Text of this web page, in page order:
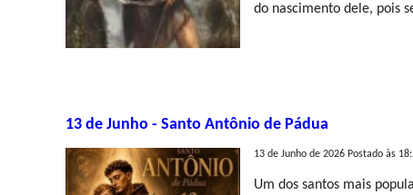
do nascimento dele, pois
13 de Junho - Santo Antônio de Pádua
13 de Junho de 2026 Postado às
Um dos santos mais